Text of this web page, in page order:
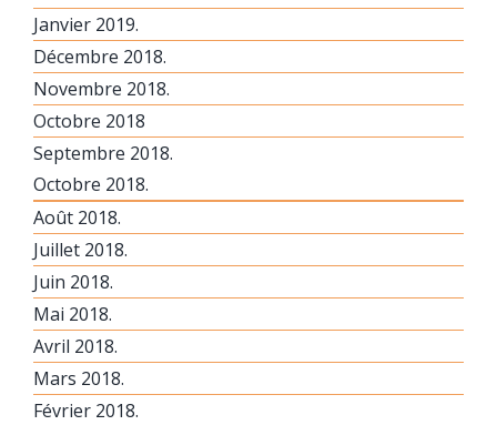
Janvier 2019.
Décembre 2018.
Novembre 2018.
Octobre 2018
Septembre 2018.
Octobre 2018.
Août 2018.
Juillet 2018.
Juin 2018.
Mai 2018.
Avril 2018.
Mars 2018.
Février 2018.